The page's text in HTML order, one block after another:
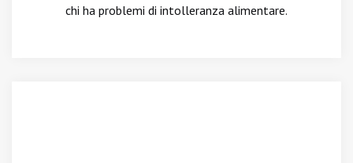
chi ha problemi di intolleranza alimentare.